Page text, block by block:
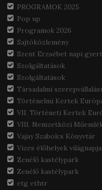
PROGRAMOK 2025
Pop up
Programok 2026
Sajtóközlemény
Szent Erzsébet napi
Szolgáltatások
Szolgáltatások
Társadalmi
Történelmi Kertek
VII. Történeti Kertek
VIII. Nemzetközi
Vajay Szabolcs Könyvtár
Vizes élőhelyek
Zenélő kastélypark
Zenélő kastélypark
etg ethtr